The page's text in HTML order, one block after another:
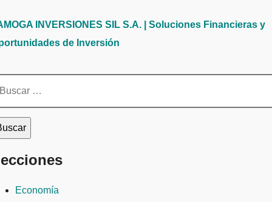
INVERSIONES SIL S.A. | Soluciones Financieras y
de Inversión
Economía